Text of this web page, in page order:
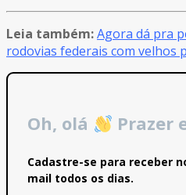
Leia também:Agora dá pra
rodovias federais com velhos
Oh, olá Prazer
Cadastre-se para receber
mail todos os dias.